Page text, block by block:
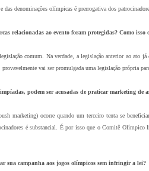
denominações olímpicas é prerrogativa dos
relacionadas ao evento foram protegidas? Como
comum. Na verdade, a legislação anterior ao
vai ser promulgada uma legislação própria
podem ser acusadas de praticar marketing de
marketing) ocorre quando um terceiro tenta se
é substancial. É por isso que o Comitê
sua campanha aos jogos olímpicos sem infringir a lei?